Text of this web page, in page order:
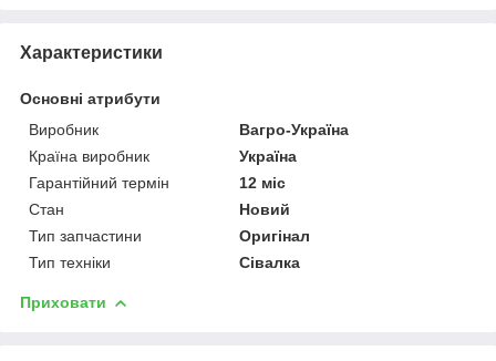
Характеристики
Основні атрибути
Виробник
Вагро-Україна
Країна виробник
Україна
Гарантійний термін
12 міс
Стан
Новий
Тип запчастини
Оригінал
Тип техніки
Сівалка
Приховати